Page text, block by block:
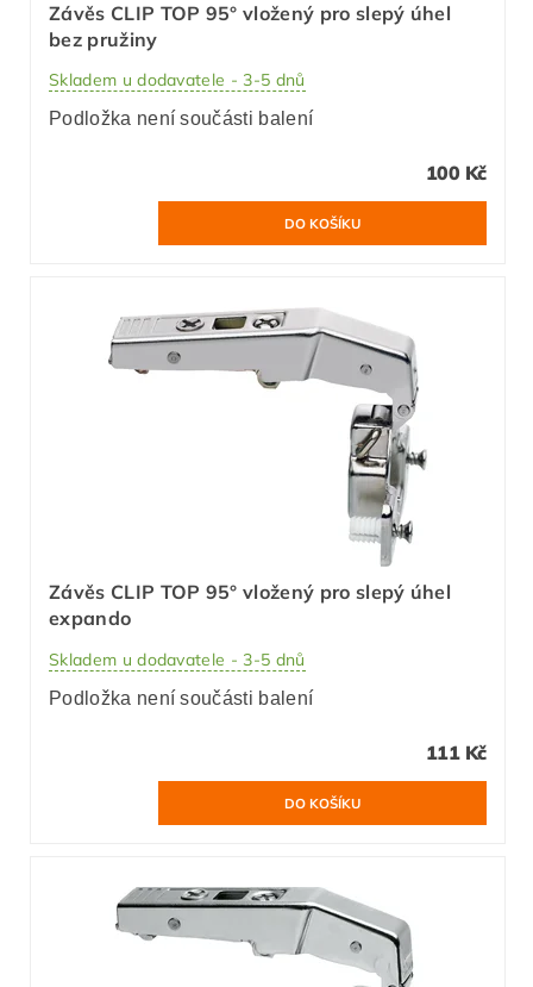
Závěs CLIP TOP 95° vložený pro slepý úhel
bez pružiny
Skladem u dodavatele - 3-5 dnů
Podložka není součásti balení
100 Kč
Závěs CLIP TOP 95° vložený pro slepý úhel
expando
Skladem u dodavatele - 3-5 dnů
Podložka není součásti balení
111 Kč